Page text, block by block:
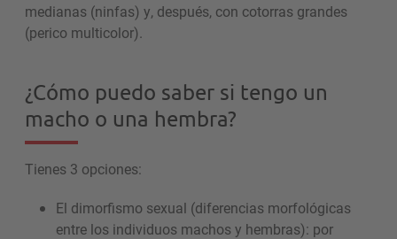
medianas (ninfas) y, después, con cotorras grandes
(perico multicolor).
¿Cómo puedo saber si tengo un
macho o una hembra?
Tienes 3 opciones:
El dimorfismo sexual (diferencias morfológicas
entre los individuos machos y hembras): por